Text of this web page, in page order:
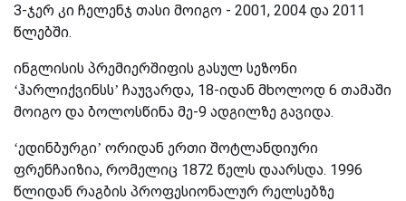
3-ჯერ კი ჩელენჯ თასი მოიგო - 2001, 2004 და 2011
წლებში.
ინგლისის პრემიერშიფის გასულ სეზონი
‘ჰარლიქვინსს’ ჩაუვარდა, 18-იდან მხოლოდ 6 თამაში
მოიგო და ბოლოსწინა მე-9 ადგილზე გავიდა.
‘ედინბურგი’ ორიდან ერთი შოტლანდიური
ფრენჩაიზია, რომელიც 1872 წელს დაარსდა. 1996
წლიდან რაგბის პროფესიონალურ რელსებზე